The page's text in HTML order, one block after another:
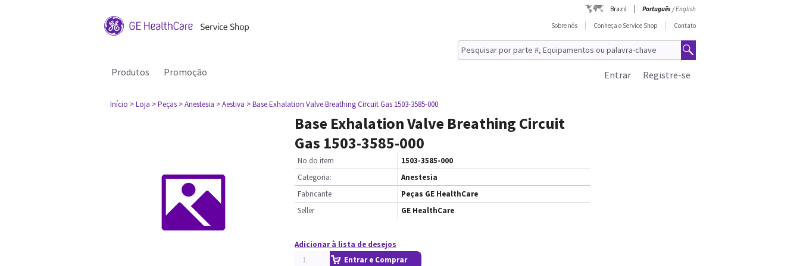
Brazil Português/English
Sobre nós
Conheça o Service Shop Contato
Produtos Promoção Registre-se
Entrar
Início > Loja > Peças > Anestesia > Aestiva > Base Exhalation Valve Breathing Circuit Gas 1503-3585-000
Base Exhalation Valve Breathing Circuit
Gas 1503-3585-000
No do item
1503-3585-000
Categoria:
Anestesia
Fabricante
Peças GE HealthCare
Seller
GE HealthCare
Adicionar à lista de desejos
Entrar e Comprar